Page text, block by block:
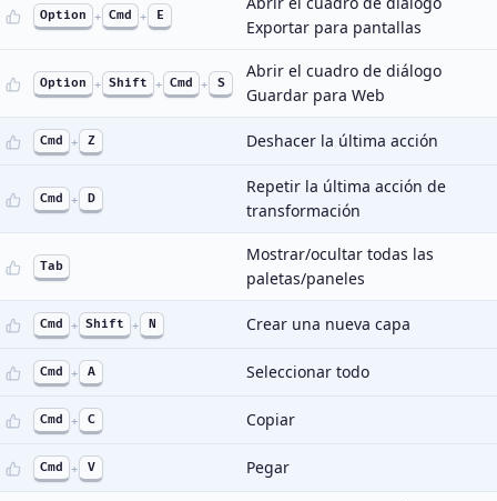
Option + Cmd + E
Exportar para pantallas
Option + Shift + Cmd + S
Abrir el cuadro de diálogo
Guardar para Web
Cmd + Z Deshacer la última acción
Cmd + D
Repetir la última acción de
transformación
Tab
Mostrar/ocultar todas las
paletas/paneles
Cmd + Shift + N Crear una nueva capa
Cmd + A Seleccionar todo
Cmd + C Copiar
Cmd + V Pegar